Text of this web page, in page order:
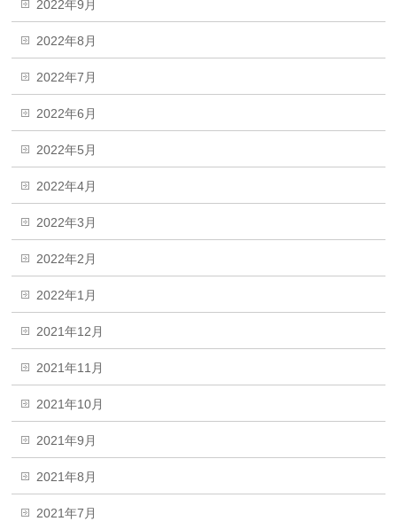
2022年9月
2022年8月
2022年7月
2022年6月
2022年5月
2022年4月
2022年3月
2022年2月
2022年1月
2021年12月
2021年11月
2021年10月
2021年9月
2021年8月
2021年7月